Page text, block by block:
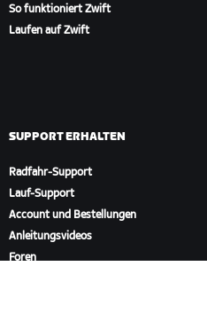
So funktioniert Zwift
Laufen auf Zwift
SUPPORT ERHALTEN
Radfahr-Support
Lauf-Support
Account und Bestellungen
Anleitungsvideos
Foren